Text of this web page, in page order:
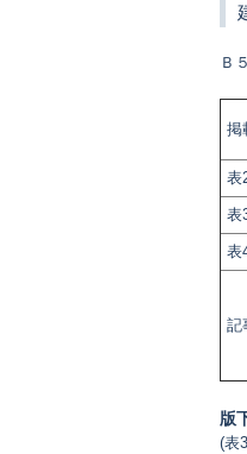
Ｂ
掲
表
表
表
記
版
(表